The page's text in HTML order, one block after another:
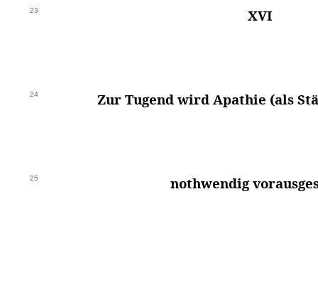
23 XVI
24 Zur Tugend wird Apathie (als
25 nothwendig